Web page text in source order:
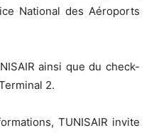
National des Aéroports
ainsi que du check-
2.
TUNISAIR invite